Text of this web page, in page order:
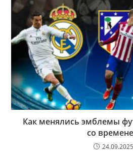
Как менялись эмблемы
со
24.09.2025